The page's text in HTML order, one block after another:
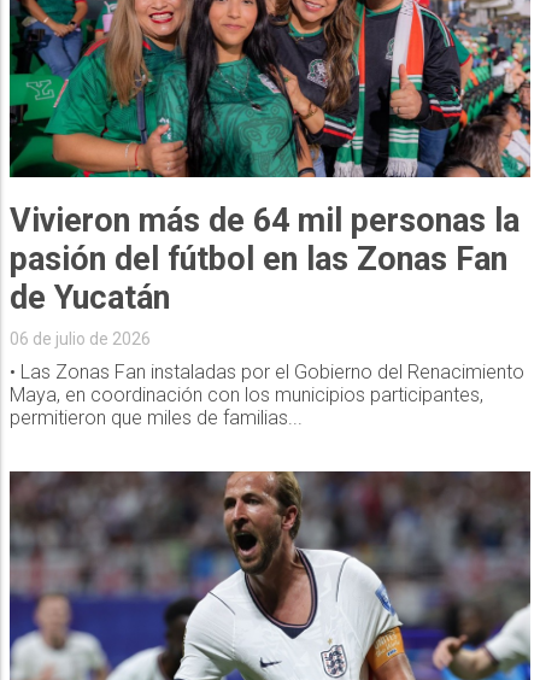
Vivieron más de 64 mil personas la
pasión del fútbol en las Zonas Fan
de Yucatán
06 de julio de 2026
• Las Zonas Fan instaladas por el Gobierno del Renacimiento
Maya, en coordinación con los municipios participantes,
permitieron que miles de familias...